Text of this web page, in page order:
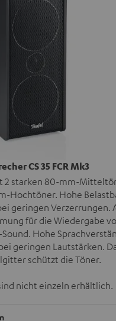
CS 35 FCR Mk3
2 starken 80-mm-
Hochtöner. Hohe
geringen Verzerrungen.
für die Wiedergabe
Hohe
geringen Lautstärken.
schützt die Töner.
sind nicht einzeln erhältlich.